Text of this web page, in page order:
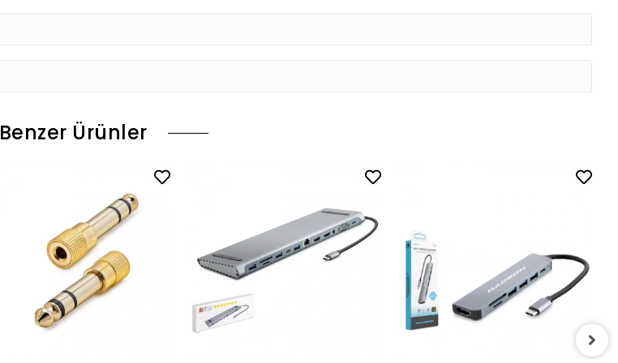
Benzer Ürünler